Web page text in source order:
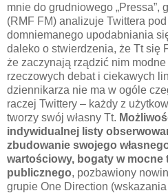
mnie do grudniowego „Pressa”,
(RMF FM) analizuje Twittera
domniemanego upodabniania
daleko o stwierdzenia, że Tt się
że zaczynają rządzić nim
rzeczowych debat i ciekawych
dziennikarza nie ma w ogóle
raczej Twittery – każdy z
tworzy swój własny Tt.
indywidualnej listy
zbudowanie swojego
wartościowy, bogaty w mocne
publicznego, pozbawiony
grupie One Direction